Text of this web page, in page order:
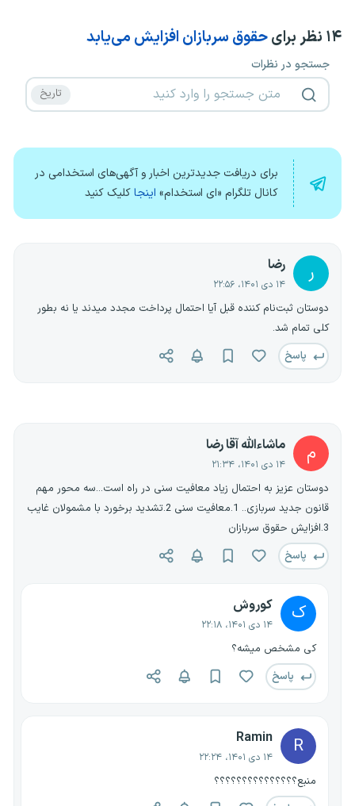
۱۴ نظر برایحقوق سربازان افزایش می‌یابد
جستجو در نظرات
برای دریافت جدیدترین اخبار و آگهی‌های استخدامی در
کانال تلگرام «ای استخدام» اینجاکلیک کنید
ر رضا
۱۴ دی ۱۴۰۱، ۲۲:۵۶
دوستان ثبت‌نام کننده قبل آیا احتمال پرداخت مجدد میدند یا نه بطور
کلی تمام شد.
پاسخ
م ماشاءالله آقا رضا
۱۴ دی ۱۴۰۱، ۲۱:۳۴
دوستان عزیز به احتمال زیاد معافیت سنی در راه است...سه محور مهم
قانون جدید سربازی.. 1.معافیت سنی 2.تشدید برخورد با مشمولان غایب
3.افزایش حقوق سربازان
پاسخ
ک کوروش
۱۴ دی ۱۴۰۱، ۲۲:۱۸
کی مشخص میشه؟
پاسخ
R
Ramin
۱۴ دی ۱۴۰۱، ۲۲:۲۴
منبع؟؟؟؟؟؟؟؟؟؟؟؟؟؟؟